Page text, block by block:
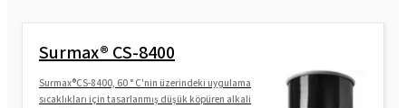
Surmax® CS-8400
Surmax®CS-8400, 60 ° C'nin üzerindeki uygulama
sıcaklıkları için tasarlanmış düşük köpüren alkali